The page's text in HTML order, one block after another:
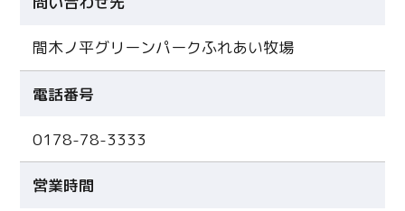
間木ノ平グリーンパークふれあい牧場
電話番号
0178-78-3333
営業時間